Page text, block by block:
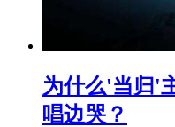
为什么'当归'
唱边哭？